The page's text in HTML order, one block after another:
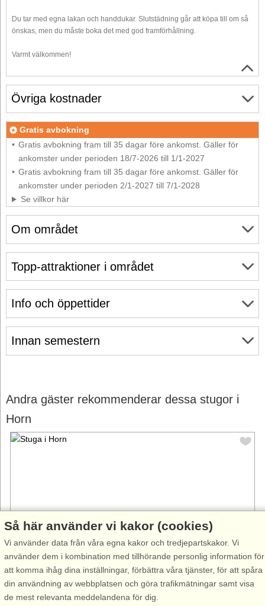
Du tar med egna lakan och handdukar. Slutstädning går att köpa till om så
önskas, men du måste boka det med god framförhållning.
Varmt välkommen!
Om området
Info och öppettider
Innan semestern
Övriga kostnader
Gratis avbokning
Gratis avbokning fram till 35 dagar före ankomst. Gäller för
ankomster under perioden 18/7-2026 till 1/1-2027
Gratis avbokning fram till 35 dagar före ankomst. Gäller för
ankomster under perioden 2/1-2027 till 7/1-2028
Se villkor här
Topp-attraktioner i området
Andra gäster rekommenderar dessa stugor i
Horn
Stugnr: 54300
Så här använder vi kakor (cookies)
Vi använder data från våra egna kakor och tredjepartskakor. Vi
använder dem i kombination med tillhörande personlig information för
att komma ihåg dina inställningar, förbättra våra tjänster, för att spåra
din användning av webbplatsen och göra trafikmätningar samt visa
de mest relevanta meddelandena för dig.